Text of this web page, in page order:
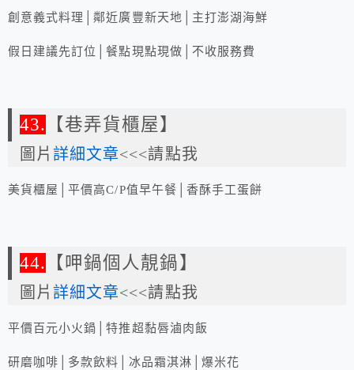
創意義式料理│鄰近廣豐新天地│主打澎湖海鮮
假日建議先訂位│餐點現點現做│不收服務費
43. 【巷弄貨櫃屋】
圖片詳細文章<<<請點我
美貨櫃屋│平價高C/P值早午餐│香酥手工蛋餅
44. 【呷鍋個人靚鍋】
圖片詳細文章<<<請點我
平價百元小火鍋│特推超黏唇滷肉飯
研磨咖啡│多款飲料│冰品霜淇淋│爆米花